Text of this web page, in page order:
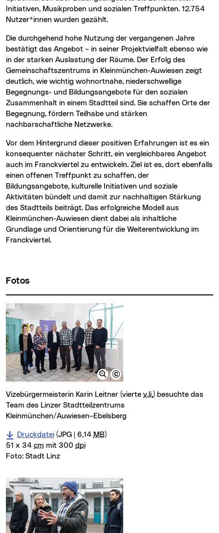
Initiativen, Musikproben und sozialen Treffpunkten. 12.754
Nutzer*innen wurden gezählt.
Die durchgehend hohe Nutzung der vergangenen Jahre
bestätigt das Angebot – in seiner Projektvielfalt ebenso wie
in der starken Auslastung der Räume. Der Erfolg des
Gemeinschaftszentrums in Kleinmünchen-Auwiesen zeigt
deutlich, wie wichtig wohnortnahe, niederschwellige
Begegnungs- und Bildungsangebote für den sozialen
Zusammenhalt in einem Stadtteil sind. Sie schaffen Orte der
Begegnung, fördern Teilhabe und stärken
nachbarschaftliche Netzwerke.
Vor dem Hintergrund dieser positiven Erfahrungen ist es ein
konsequenter nächster Schritt, ein vergleichbares Angebot
auch im Franckviertel zu entwickeln. Ziel ist es, dort ebenfalls
einen offenen Treffpunkt zu schaffen, der
Bildungsangebote, kulturelle Initiativen und soziale
Aktivitäten bündelt und damit zur nachhaltigen Stärkung
des Stadtteils beiträgt. Das erfolgreiche Modell aus
Kleinmünchen-Auwiesen dient dabei als inhaltliche
Grundlage und Orientierung für die Weiterentwicklung im
Franckviertel.
Fotos
Vizebürgermeisterin Karin Leitner (vierte v.li.) besuchte das
Team des Linzer Stadtteilzentrums
Kleinmünchen/Auwiesen–Ebelsberg
Druckdatei(JPG | 6,14 MB)
51 x 34 cm mit 300 dpi
Foto: Stadt Linz